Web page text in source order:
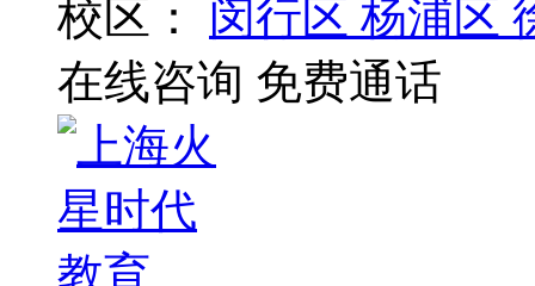
校区： 闵行区 杨浦区
在线咨询 免费通话